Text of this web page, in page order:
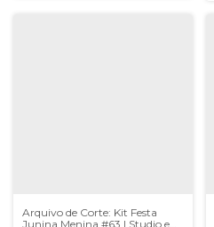
Arquivo de Corte: Kit Festa
Junina Menina #63 | Studio e